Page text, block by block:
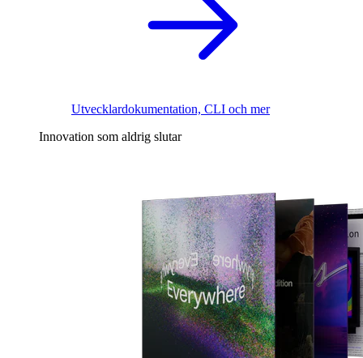
Utvecklardokumentation, CLI och mer
Innovation som aldrig slutar